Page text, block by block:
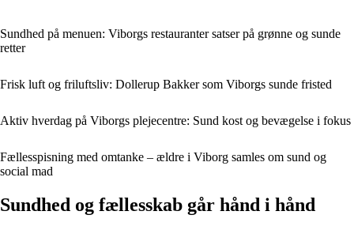
Sundhed på menuen: Viborgs restauranter satser på grønne og sunde
retter
Frisk luft og friluftsliv: Dollerup Bakker som Viborgs sunde fristed
Aktiv hverdag på Viborgs plejecentre: Sund kost og bevægelse i fokus
Fællesspisning med omtanke – ældre i Viborg samles om sund og
social mad
Sundhed og fællesskab går hånd i hånd